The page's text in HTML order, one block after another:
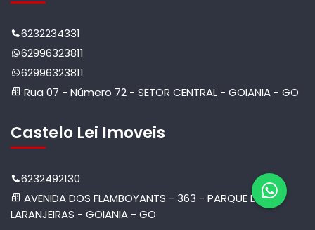
6232234331
62996323811
62996323811
Rua 07 - Número 72 - SETOR CENTRAL - GOIANIA - GO
Castelo Lei Imoveis
6232492130
AVENIDA DOS FLAMBOYANTS - 363 - PARQUE DAS
LARANJEIRAS - GOIANIA - GO